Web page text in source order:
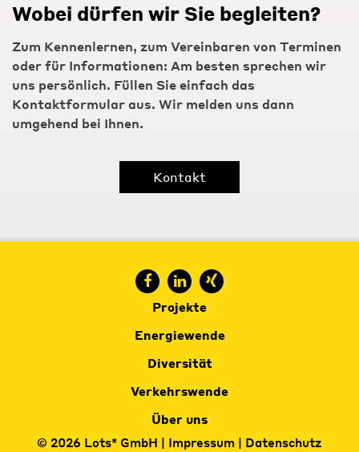
Wobei dürfen wir Sie begleiten?
Zum Kennenlernen, zum Vereinbaren von Terminen
oder für Informationen: Am besten sprechen wir
uns persönlich. Füllen Sie einfach das
Kontaktformular aus. Wir melden uns dann
umgehend bei Ihnen.
Kontakt
Projekte
Energiewende
Diversität
Verkehrswende
Über uns
© 2026 Lots* GmbH | Impressum | Datenschutz